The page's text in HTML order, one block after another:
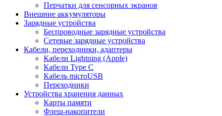
Перчатки для сенсорных экранов
Внешние аккумуляторы
Зарядные устройства
Беспроводные зарядные устройства
Сетевые зарядные устройства
Кабели, переходники, адаптеры
Кабели Lightning (Apple)
Кабели Type C
Кабель microUSB
Переходники
Устройства хранения данных
Карты памяти
Флеш-накопители